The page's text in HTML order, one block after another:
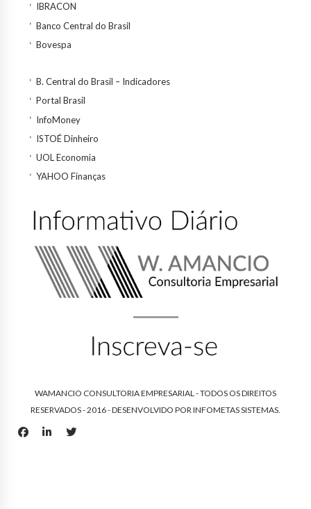
IBRACON
Banco Central do Brasil
Bovespa
B. Central do Brasil – Indicadores
Portal Brasil
InfoMoney
ISTOÉ Dinheiro
UOL Economia
YAHOO Finanças
WAMANCIO CONSULTORIA EMPRESARIAL - TODOS OS DIREITOS
RESERVADOS - 2016 - DESENVOLVIDO POR INFOMETAS SISTEMAS